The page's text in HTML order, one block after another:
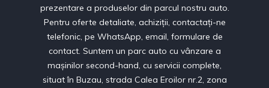
prezentare a produselor din parcul nostru auto.
Pentru oferte detaliate, achiziții, contactați-ne
telefonic, pe WhatsApp, email, formulare de
contact. Suntem un parc auto cu vânzare a
mașinilor second-hand, cu servicii complete,
situat în Buzau, strada Calea Eroilor nr.2, zona